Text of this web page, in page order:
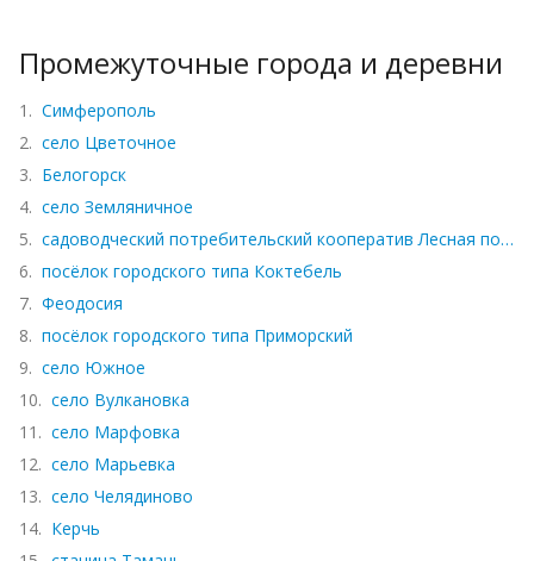
Промежуточные города и деревни
1. Симферополь
2. село Цветочное
3. Белогорск
4. село Земляничное
5.
садоводческий потребительский кооператив Лесная поляна
6. посёлок городского типа Коктебель
7. Феодосия
8. посёлок городского типа Приморский
9. село Южное
10. село Вулкановка
11. село Марфовка
12. село Марьевка
13. село Челядиново
14. Керчь